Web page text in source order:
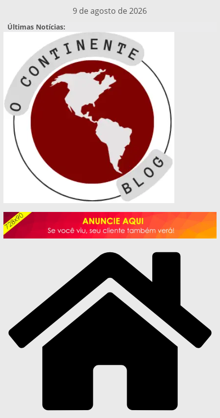
para
9 de agosto de 2026
Últimas Notícias: